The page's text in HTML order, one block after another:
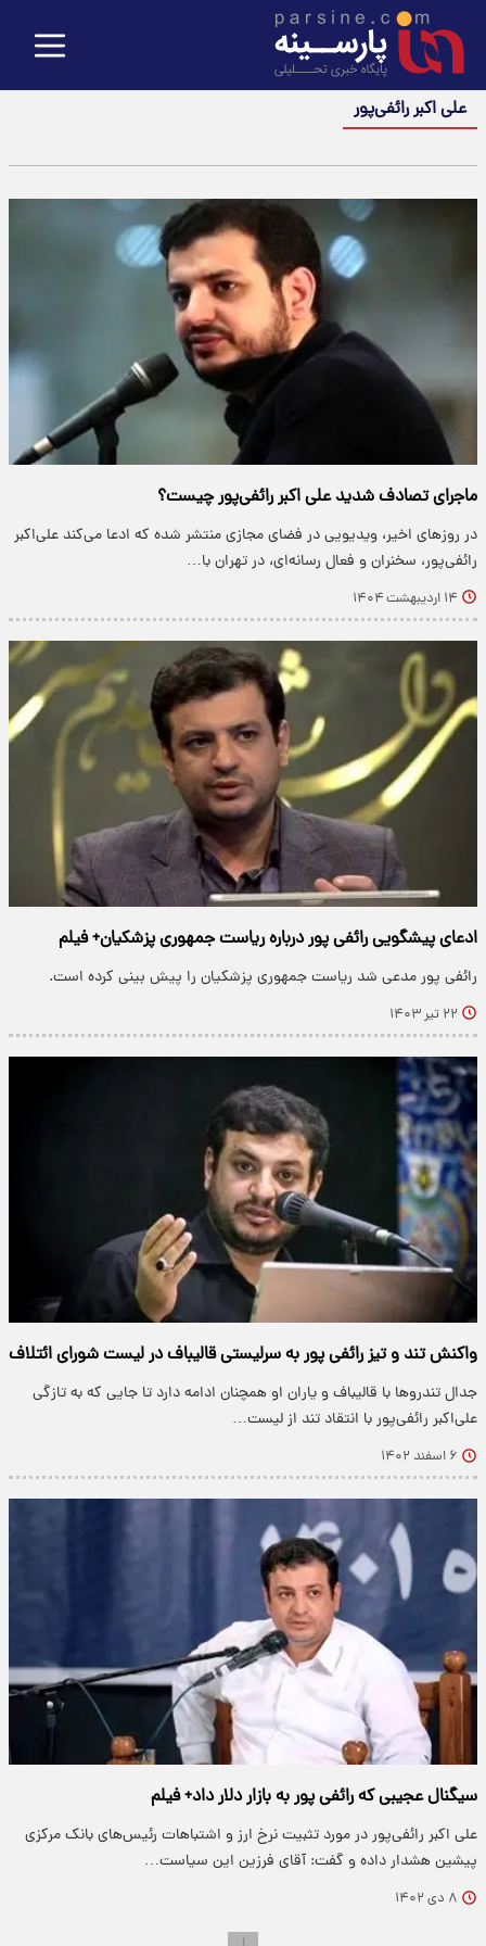
علی اکبر رائفی‌پور
ماجرای تصادف شدید علی اکبر رائفی‌پور چیست؟
در روزهای اخیر، ویدیویی در فضای مجازی منتشر شده که ادعا می‌کند علی‌اکبر
رائفی‌پور، سخنران و فعال رسانه‌ای، در تهران با…
۱۴ اردیبهشت ۱۴۰۴
ادعای پیشگویی رائفی پور درباره ریاست جمهوری پزشکیان+ فیلم
رائفی پور مدعی شد ریاست جمهوری پزشکیان را پیش بینی کرده است.
۲۲ تیر ۱۴۰۳
واکنش تند و تیز رائفی پور به سرلیستی قالیباف در لیست شورای ائتلاف
جدال تندرو‌ها با قالیباف و یاران او همچنان ادامه دارد تا جایی که به تازگی
علی‌اکبر رائفی‌پور با انتقاد تند از لیست…
۶ اسفند ۱۴۰۲
سیگنال عجیبی که رائفی پور به بازار دلار داد+ فیلم
علی اکبر رائفی‌پور در مورد تثبیت نرخ ارز و اشتباهات رئیس‌های بانک مرکزی
پیشین هشدار داده و گفت: آقای فرزین این سیاست…
۸ دی ۱۴۰۲